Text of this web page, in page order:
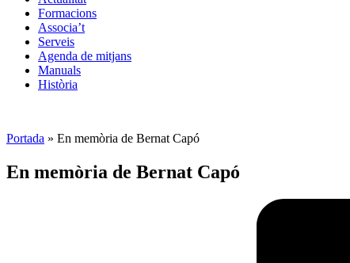
Formacions
Associa’t
Serveis
Agenda de mitjans
Manuals
Història
Portada » En memòria de Bernat Capó
En memòria de Bernat Capó